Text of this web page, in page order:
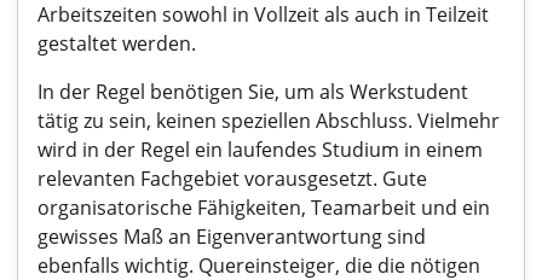
Arbeitszeiten sowohl in Vollzeit als auch in Teilzeit
gestaltet werden.
In der Regel benötigen Sie, um als Werkstudent
tätig zu sein, keinen speziellen Abschluss. Vielmehr
wird in der Regel ein laufendes Studium in einem
relevanten Fachgebiet vorausgesetzt. Gute
organisatorische Fähigkeiten, Teamarbeit und ein
gewisses Maß an Eigenverantwortung sind
ebenfalls wichtig. Quereinsteiger, die die nötigen